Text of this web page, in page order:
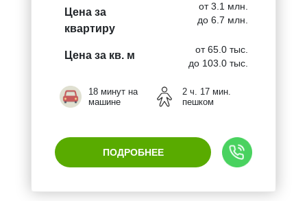
Цена за
квартиру
от 3.1 млн.
до 6.7 млн.
Цена за кв. м
от 65.0 тыс.
до 103.0 тыс.
18 минут на
машине
2 ч. 17 мин.
пешком
ПОДРОБНЕЕ